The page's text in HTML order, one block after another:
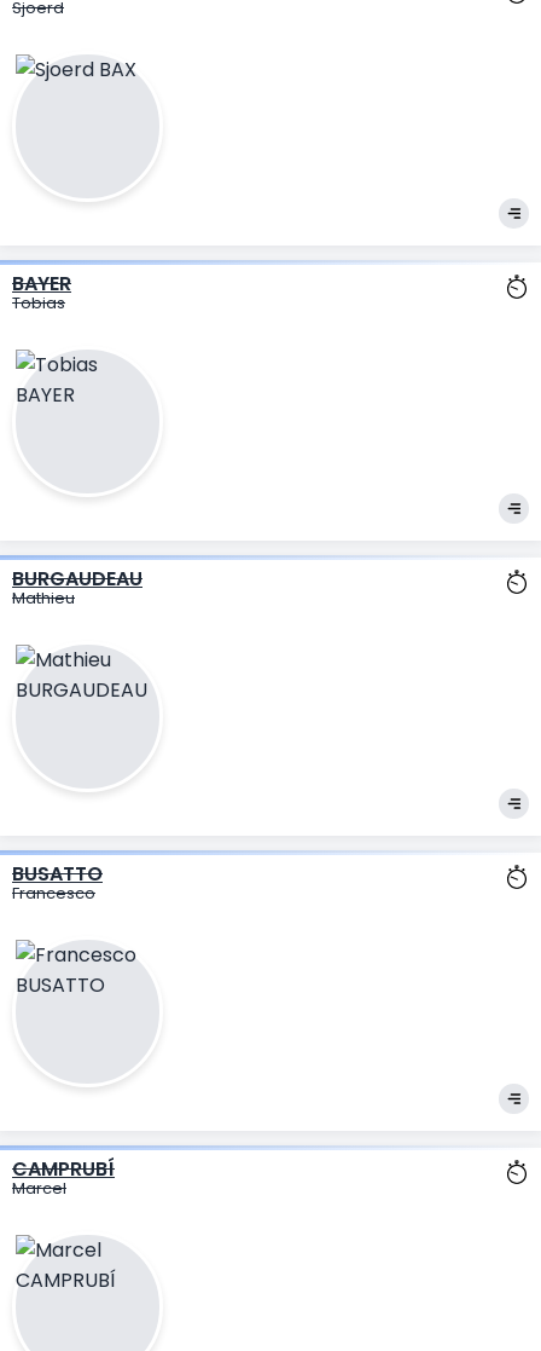
Sjoerd
BAYER
Tobias
BURGAUDEAU
Mathieu
BUSATTO
Francesco
CAMPRUBÍ
Marcel